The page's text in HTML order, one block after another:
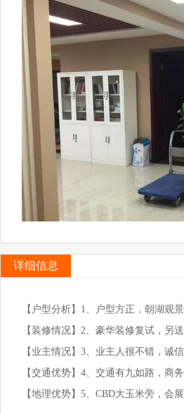
详细信息
【户型分析】1、户型方正，朝湖观
【装修情况】2、豪华装修复试，另送
【业主情况】3、业主人很不错，诚
【交通优势】4、交通有九如路，商
【地理优势】5、CBD大玉米旁，会